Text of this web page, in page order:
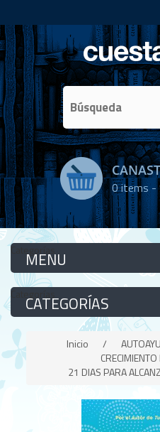
0items -
Categorías
Categorías
Inicio /
21 DIAS PARA